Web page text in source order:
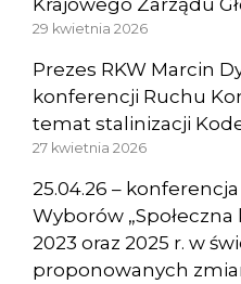
29 kwietnia 2026
Prezes RKW Marcin
konferencji Ruchu
temat stalinizacji
27 kwietnia 2026
25.04.26 –
Wyborów
2023 oraz 2025 r. w
proponowanych